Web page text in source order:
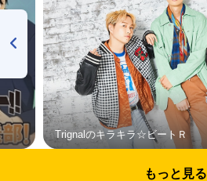
Trignalのキラキラ☆ビートＲ
もっと見る